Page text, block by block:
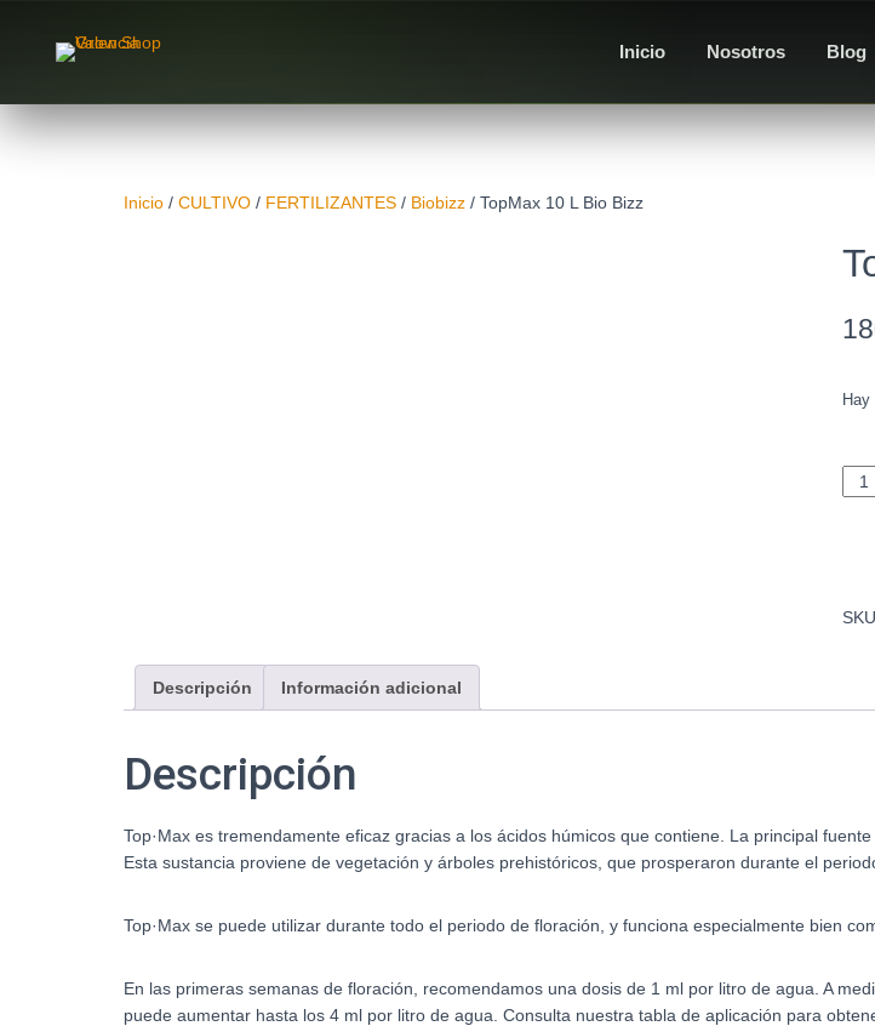
Inicio Nosotros Blog
Inicio / CULTIVO / FERTILIZANTES / Biobizz / TopMax 10 L Bio Bizz
Descripción Información adicional
Descripción
Top·Max es tremendamente eficaz gracias a los ácidos húmicos que contiene. La principal
Esta sustancia proviene de vegetación y árboles prehistóricos, que prosperaron durante el
Top·Max se puede utilizar durante todo el periodo de floración, y funciona especialmente bien
En las primeras semanas de floración, recomendamos una dosis de 1 ml por litro de agua. A
puede aumentar hasta los 4 ml por litro de agua. Consulta nuestra tabla de aplicación para